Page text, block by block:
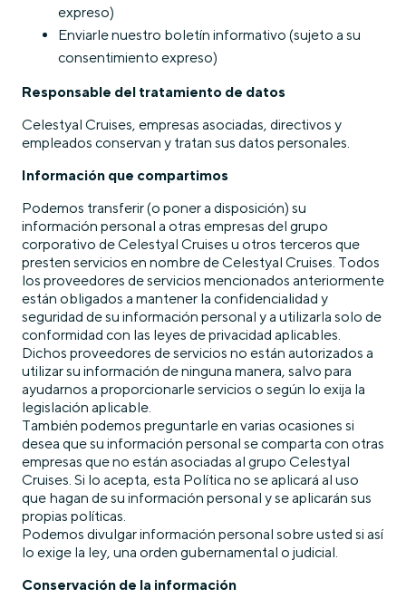
expreso)
Enviarle nuestro boletín informativo (sujeto a su
consentimiento expreso)
Responsable del tratamiento de datos
Celestyal Cruises, empresas asociadas, directivos y
empleados conservan y tratan sus datos personales.
Información que compartimos
Podemos transferir (o poner a disposición) su
información personal a otras empresas del grupo
corporativo de Celestyal Cruises u otros terceros que
presten servicios en nombre de Celestyal Cruises. Todos
los proveedores de servicios mencionados anteriormente
están obligados a mantener la confidencialidad y
seguridad de su información personal y a utilizarla solo de
conformidad con las leyes de privacidad aplicables.
Dichos proveedores de servicios no están autorizados a
utilizar su información de ninguna manera, salvo para
ayudarnos a proporcionarle servicios o según lo exija la
legislación aplicable.
También podemos preguntarle en varias ocasiones si
desea que su información personal se comparta con otras
empresas que no están asociadas al grupo Celestyal
Cruises. Si lo acepta, esta Política no se aplicará al uso
que hagan de su información personal y se aplicarán sus
propias políticas.
Podemos divulgar información personal sobre usted si así
lo exige la ley, una orden gubernamental o judicial.
Conservación de la información